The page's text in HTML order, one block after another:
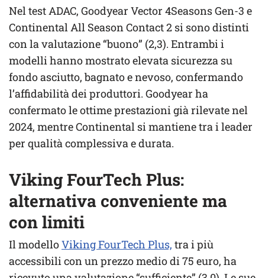
Nel test ADAC, Goodyear Vector 4Seasons Gen-3 e
Continental All Season Contact 2 si sono distinti
con la valutazione “buono” (2,3). Entrambi i
modelli hanno mostrato elevata sicurezza su
fondo asciutto, bagnato e nevoso, confermando
l’affidabilità dei produttori. Goodyear ha
confermato le ottime prestazioni già rilevate nel
2024, mentre Continental si mantiene tra i leader
per qualità complessiva e durata.
Viking FourTech Plus:
alternativa conveniente ma
con limiti
Il modelloViking FourTech Plus, tra i più
accessibili con un prezzo medio di 75 euro, ha